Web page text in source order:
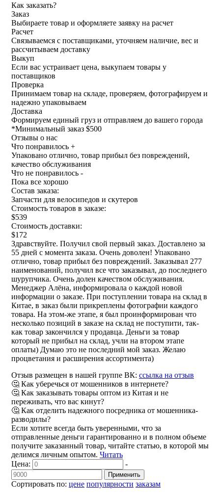
Как заказать?
Заказ
Выбираете товар и оформляете заявку на расчет
Расчет
Связываемся с поставщиками, уточняем наличие, вес и
рассчитываем доставку
Выкуп
Если вас устраивает цена, выкупаем товары у
поставщиков
Проверка
Принимаем товар на складе, проверяем, фотографируем и
надежно упаковываем
Доставка
Формируем единый груз и отправляем до вашего города
*Минимальный заказ $500
Отзывы о нас
Что понравилось +
Упаковано отлично, товар прибыл без повреждений,
качество обслуживания
Что не понравилось -
Пока все хорошо
Состав заказа:
Запчасти для велосипедов и скутеров
Стоимость товаров в заказе:
$539
Стоимость доставки:
$172
Здравствуйте. Получил свой первый заказ. Доставлено за
55 дней с момента заказа. Очень доволен! Упаковано
отлично, товар прибыл без повреждений. Заказывал 277
наименований, получил все что заказывал, до последнего
шурупчика. Очень долен качеством обслуживания.
Менеджер Алёна, информировала о каждой новой
информации о заказе. При поступлении товара на склад в
Китае, в заказ были прикреплены фотографии каждого
товара. На этом-же этапе, я был проинформирован что
несколько позиций в заказе на склад не поступити, так-
как товар закончился у продавца. Деньги за товар
который не прибыл на склад, учли на втором этапе
оплаты) Думаю это не последний мой заказ. Желаю
процветания и расширения ассортимента)
Отзыв размещен в нашей группе ВК: ссылка на отзыв
🤔 Как уберечься от мошенников в интернете?
🤔 Как заказывать товары оптом из Китая и не
переживать, что вас кинут?
🤔 Как отделить надежного посредника от мошенника-
разводилы?
Если хотите всегда быть уверенными, что за
отправленные деньги гарантированно и в полном объеме
получите заказанный товар, читайте статью, в которой мы
делимся личным опытом. Читать
Сортировать по: цене популярности заказам
Цена: -
Применить